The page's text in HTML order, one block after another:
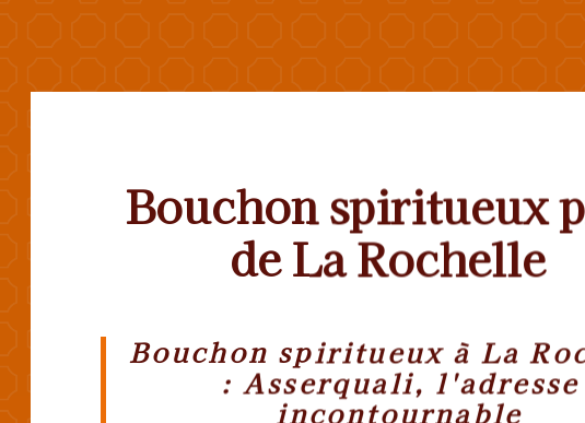
Bouchon spiritueux
de La Rochelle
Bouchon spiritueux à La
: Asserquali, l'adresse
incontournable